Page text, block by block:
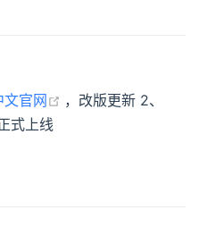
官网 (opens new window)
，改版更新 2、
new window)
式上线
切信息
小程序开发指南与